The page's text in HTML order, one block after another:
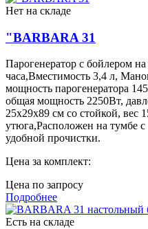
Нет на складе
"BARBARA 31
Парогенератор с бойлером
часа,Вместимость 3,4 л,
мощность парогенератора
общая мощность 2250Вт,
25х29х89 см со стойкой,
утюга,Расположен на тумбе
удобной прочистки.
Цена за комплект:
Цена по запросу
Подробнее
Есть на складе